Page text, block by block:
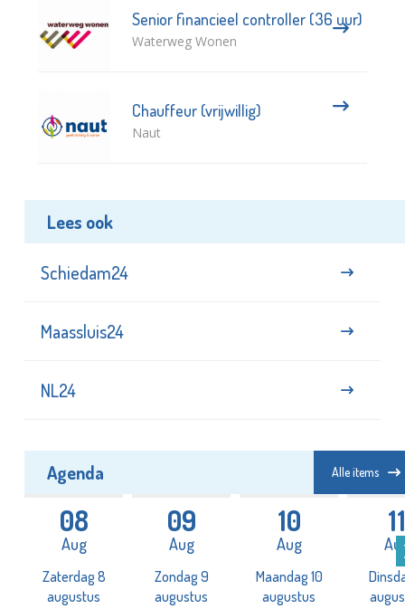
Senior financieel controller (36 uur)
Waterweg Wonen
Chauffeur (vrijwillig)
Naut
Lees ook
Schiedam24
Maassluis24
NL24
Agenda Alle items
08
Aug
Zaterdag 8
augustus
09
Aug
Zondag 9
augustus
10
Aug
Maandag 10
augustus
11